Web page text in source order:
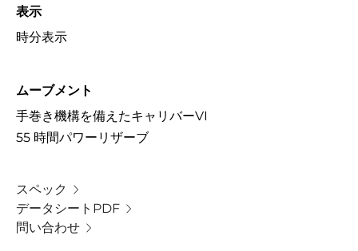
表示
時分表示
ムーブメント
手巻き機構を備えたキャリバーVI
55 時間パワーリザーブ
スペック
データシートPDF
問い合わせ